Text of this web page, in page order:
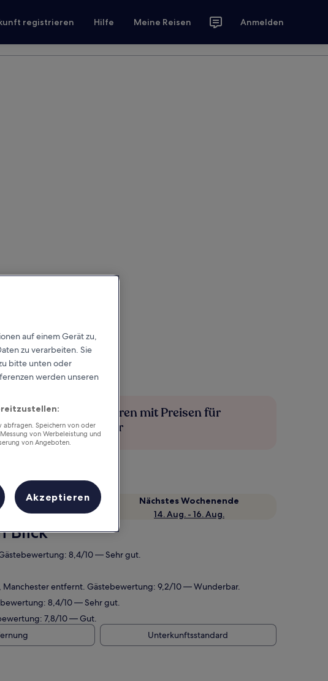
registrieren Hilfe Meine Reisen Anmelden
Mehr sparen mit Preisen für
Mitglieder
- 9. Aug.
Nächstes Wochenende
14. Aug. - 16. Aug.
Blick
8,4/10 — Sehr gut.
entfernt. Gästebewertung: 9,2/10 — Wunderbar.
8,4/10 — Sehr gut.
7,8/10 — Gut.
Unterkunftsstandard
auf einem Gerät zu,
zu verarbeiten. Sie
bitte unten oder
werden unseren
Speichern von oder
von Werbeleistung und
von Angeboten.
Akzeptieren